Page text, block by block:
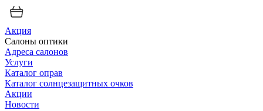
Акция
Салоны оптики
Адреса салонов
Услуги
Каталог оправ
Каталог солнцезащитных очков
Акции
Новости